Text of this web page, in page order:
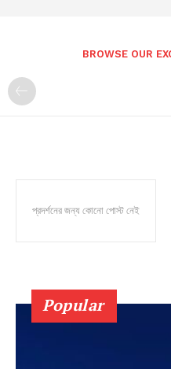
BROWSE OUR
প্রদর্শনের জন্য কোনো পোস্ট নেই
Popular